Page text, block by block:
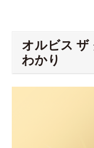
オルビス
わかり